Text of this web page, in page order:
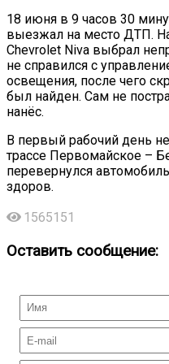
18 июня в 9 часов 30
выезжал на место ДТП.
Chevrolet Niva выбрал
не справился с
освещения, после чего
был найден. Сам не
нанёс.
В первый рабочий день
трассе Первомайское –
перевернулся
здоров.
1565151
Оставить сообщение: